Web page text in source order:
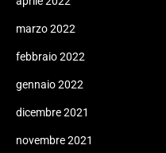
marzo 2022
febbraio 2022
gennaio 2022
dicembre 2021
novembre 2021